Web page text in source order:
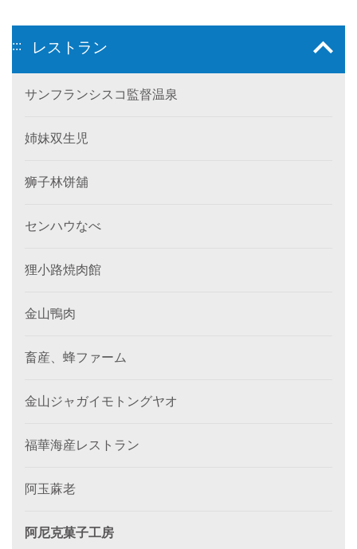
::: レストラン
サンフランシスコ監督温泉
姉妹双生児
狮子林饼舖
センハウなべ
狸小路焼肉館
金山鴨肉
畜産、蜂ファーム
金山ジャガイモトングヤオ
福華海産レストラン
阿玉蔴老
阿尼克菓子工房